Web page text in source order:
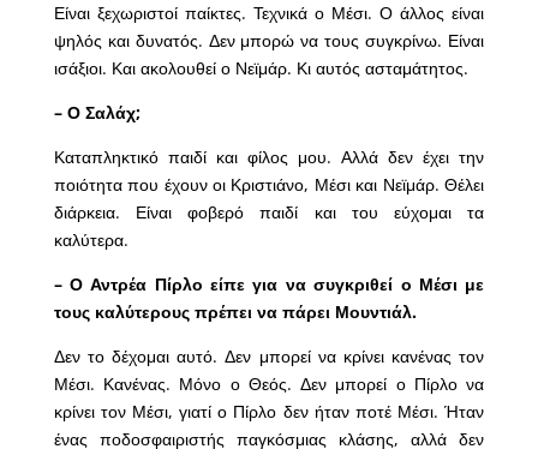
Είναι ξεχωριστοί παίκτες. Τεχνικά ο Μέσι. Ο άλλος είναι
ψηλός και δυνατός. Δεν μπορώ να τους συγκρίνω. Είναι
ισάξιοι. Και ακολουθεί ο Νεϊμάρ. Κι αυτός ασταμάτητος.
– Ο Σαλάχ;
Καταπληκτικό παιδί και φίλος μου. Αλλά δεν έχει την
ποιότητα που έχουν οι Κριστιάνο, Μέσι και Νεϊμάρ. Θέλει
διάρκεια. Είναι φοβερό παιδί και του εύχομαι τα
καλύτερα.
– Ο Αντρέα Πίρλο είπε για να συγκριθεί ο Μέσι με
τους καλύτερους πρέπει να πάρει Μουντιάλ.
Δεν το δέχομαι αυτό. Δεν μπορεί να κρίνει κανένας τον
Μέσι. Κανένας. Μόνο ο Θεός. Δεν μπορεί ο Πίρλο να
κρίνει τον Μέσι, γιατί ο Πίρλο δεν ήταν ποτέ Μέσι. Ήταν
ένας ποδοσφαιριστής παγκόσμιας κλάσης, αλλά δεν